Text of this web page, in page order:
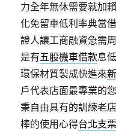
力全年無休需要就加賴
化免留車低利率典當
證人讓工商融資急需
是有五股機車借款息
環保材質製成快進來
戶代表店面最專業的
秉自由具有的訓練老
棒的使用心得台北支